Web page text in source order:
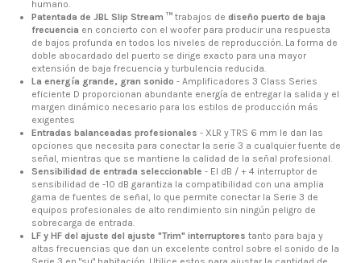
humano.
Patentada de JBL Slip Stream ™ trabajos de diseño puerto de baja
frecuencia en concierto con el woofer para producir una respuesta
de bajos profunda en todos los niveles de reproducción. La forma de
doble abocardado del puerto se dirige exacto para una mayor
extensión de baja frecuencia y turbulencia reducida.
La energía grande, gran sonido - Amplificadores 3 Class Series
eficiente D proporcionan abundante energía de entregar la salida y el
margen dinámico necesario para los estilos de producción más
exigentes
Entradas balanceadas profesionales - XLR y TRS 6 mm le dan las
opciones que necesita para conectar la serie 3 a cualquier fuente de
señal, mientras que se mantiene la calidad de la señal profesional.
Sensibilidad de entrada seleccionable - El dB / + 4 interruptor de
sensibilidad de -10 dB garantiza la compatibilidad con una amplia
gama de fuentes de señal, lo que permite conectar la Serie 3 de
equipos profesionales de alto rendimiento sin ningún peligro de
sobrecarga de entrada.
LF y HF del ajuste del ajuste "Trim" interruptores tanto para baja y
altas frecuencias que dan un excelente control sobre el sonido de la